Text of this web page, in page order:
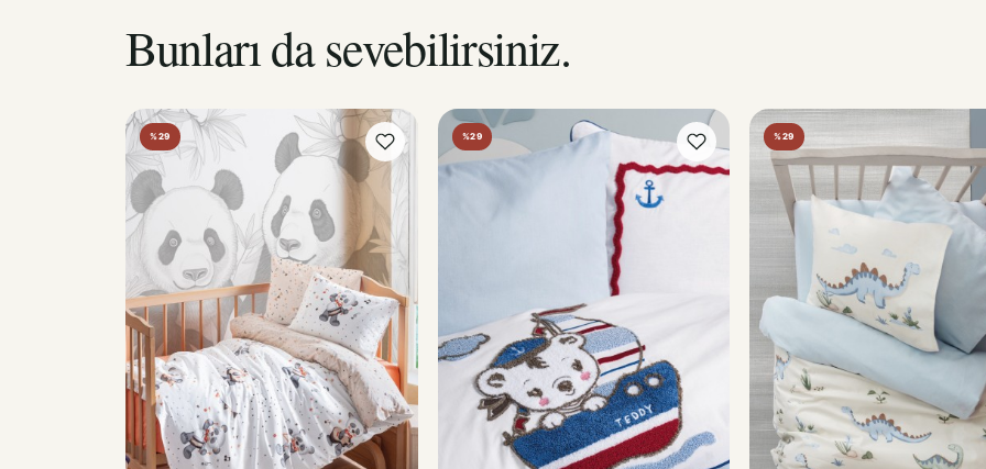
Bunları da sevebilirsiniz.
%29 %29 %29